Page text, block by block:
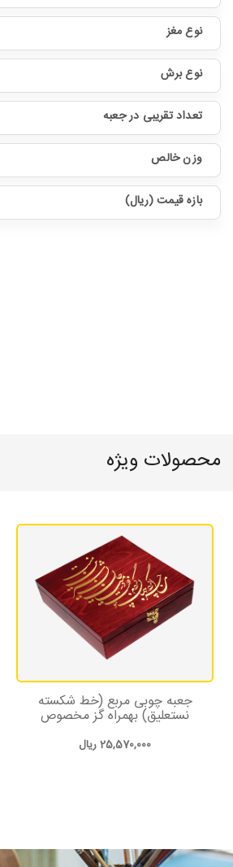
نوع مغز
نوع برش
تعداد تقریبی در جعبه
وزن خالص
بازه قیمت (ریال)
محصولات ویژه
جعبه چوبی مربع (خط شکسته
نستعلیق) بهمراه گز مخصوص
25,570,000ریال